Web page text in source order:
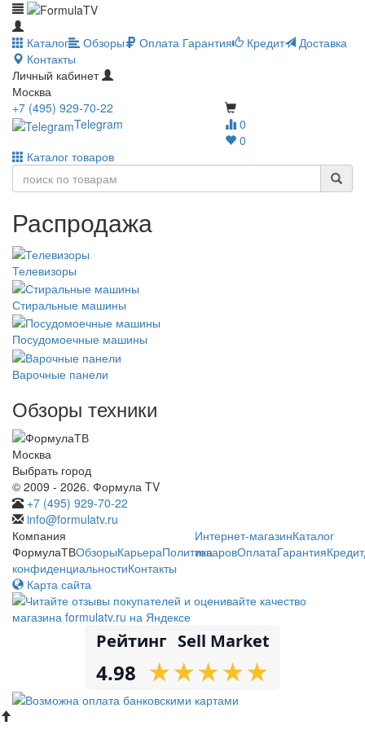
Каталог Обзоры Оплата Гарантия Кредит
Доставка
Контакты
Личный кабинет
Москва
0
0
+7 (495) 929-70-22
Telegram
Каталог товаров
Распродажа
Телевизоры
Стиральные машины
Посудомоечные машины
Варочные панели
Обзоры техники
Москва
Выбрать город
© 2009 - 2026. Формула TV
+7 (495) 929-70-22
info@formulatv.ru
Компания
ФормулаТВОбзорыКарьераПолитика
конфиденциальностиКонтакты
Интернет-магазинКаталог
товаровОплатаГарантияКредит
Карта сайта
Рейтинг Sell Market
4.98 ★
★★
★★
★★
★★
★